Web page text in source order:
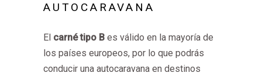
AUTOCARAVANA
El carné tipo B es válido en la mayoría de
los países europeos, por lo que podrás
conducir una autocaravana en destinos